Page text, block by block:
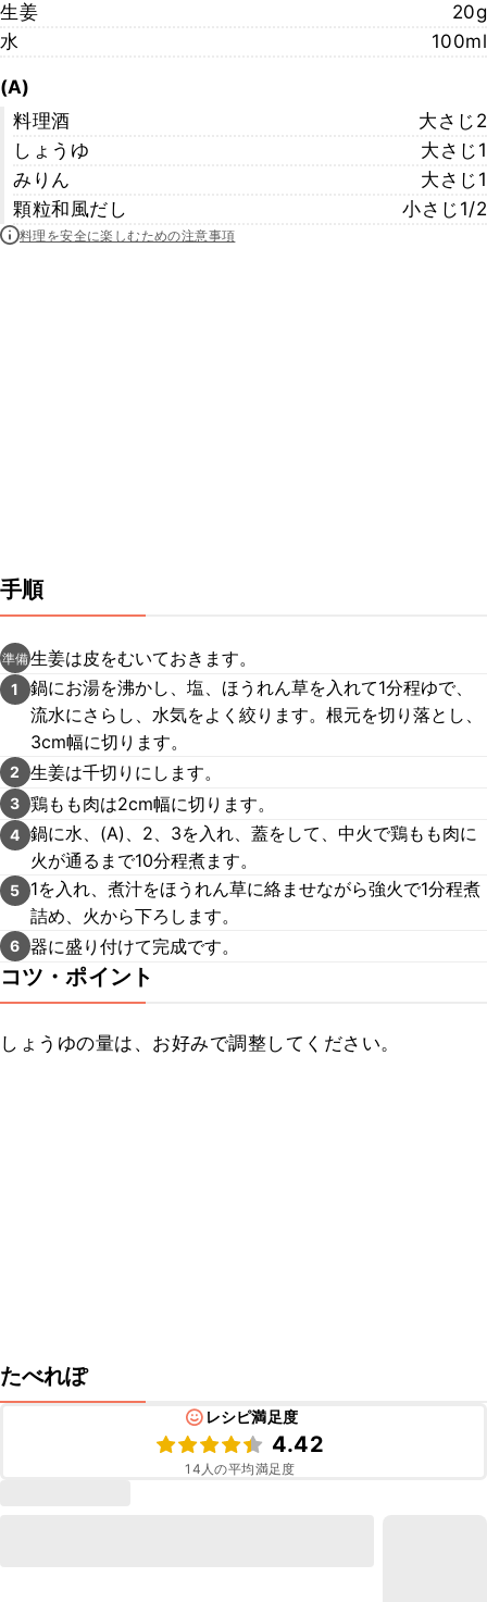
生姜
20g
水
100ml
(A)
料理酒
大さじ2
しょうゆ
大さじ1
みりん
大さじ1
顆粒和風だし
小さじ1/2
料理を安全に楽しむための注意事項
手順
準備生姜は皮をむいておきます。
1
鍋にお湯を沸かし、塩、ほうれん草を入れて1分程ゆで、
流水にさらし、水気をよく絞ります。根元を切り落とし、
3cm幅に切ります。
2 生姜は千切りにします。
3 鶏もも肉は2cm幅に切ります。
4 鍋に水、(A)、2、3を入れ、蓋をして、中火で鶏もも肉に
火が通るまで10分程煮ます。
5
1を入れ、煮汁をほうれん草に絡ませながら強火で1分程煮
詰め、火から下ろします。
6 器に盛り付けて完成です。
コツ・ポイント
しょうゆの量は、お好みで調整してください。
たべれぽ
レシピ満足度
4.42
14 人の平均満足度